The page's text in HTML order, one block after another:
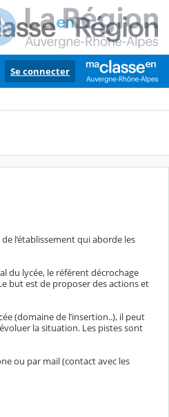
Se connecter
l’établissement qui aborde les
du lycée, le référent décrochage
but est de proposer des actions et
(domaine de l’insertion..), il peut
la situation. Les pistes sont
ou par mail (contact avec les